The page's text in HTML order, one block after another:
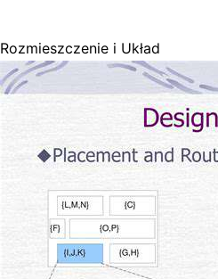
Rozmieszczenie i Układ